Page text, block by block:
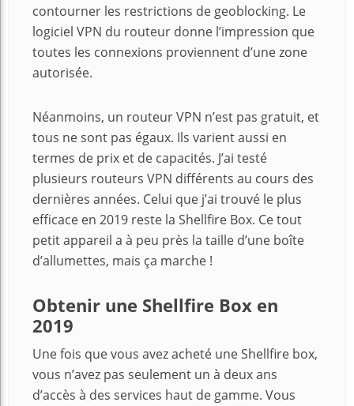
contourner les restrictions de geoblocking. Le
logiciel VPN du routeur donne l’impression que
toutes les connexions proviennent d’une zone
autorisée.
Néanmoins, un routeur VPN n’est pas gratuit, et
tous ne sont pas égaux. Ils varient aussi en
termes de prix et de capacités. J’ai testé
plusieurs routeurs VPN différents au cours des
dernières années. Celui que j’ai trouvé le plus
efficace en 2019 reste la Shellfire Box. Ce tout
petit appareil a à peu près la taille d’une boîte
d’allumettes, mais ça marche !
Obtenir une Shellfire Box en
2019
Une fois que vous avez acheté une Shellfire box,
vous n’avez pas seulement un à deux ans
d’accès à des services haut de gamme. Vous